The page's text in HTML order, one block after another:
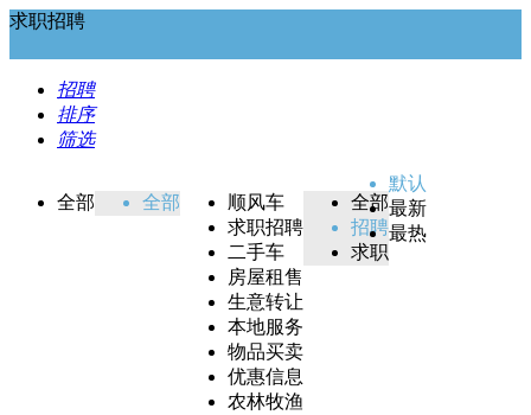
求职招聘
招聘
排序
筛选
全部 全部
顺风车
求职招聘
二手车
房屋租售
生意转让
本地服务
物品买卖
优惠信息
农林牧渔
全部
招聘
求职
默认
最新
最热